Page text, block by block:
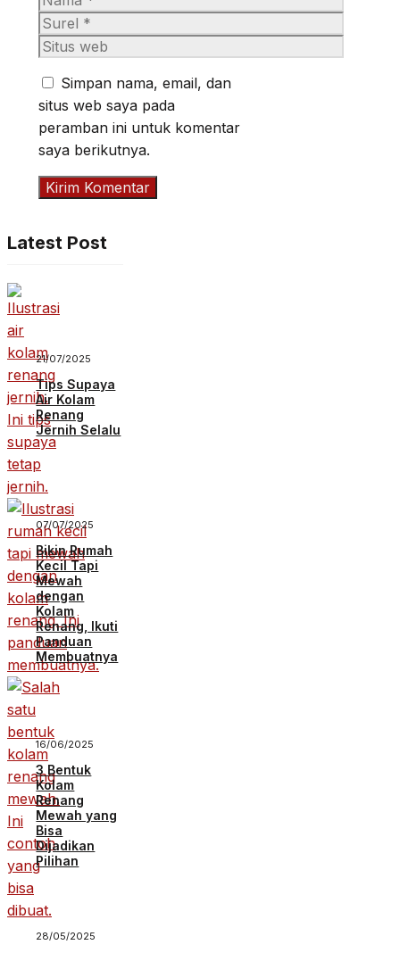
Surel
Situs
Simpan nama, email, dan
situs web saya pada
peramban ini untuk komentar
saya berikutnya.
Latest Post
21/07/2025
Tips Supaya
Air Kolam
Renang
Jernih Selalu
07/07/2025
Bikin Rumah
Kecil Tapi
Mewah
dengan
Kolam
Renang, Ikuti
Panduan
Membuatnya
16/06/2025
3 Bentuk
Kolam
Renang
Mewah yang
Bisa
Dijadikan
Pilihan
28/05/2025